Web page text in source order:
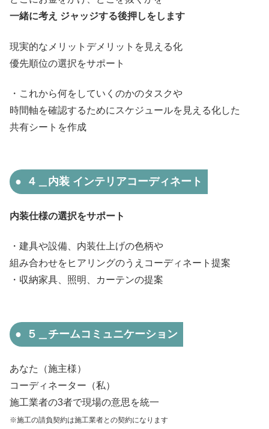
一緒に考え ジャッジする後押しをします
現実的なメリットデメリットを見える化
優先順位の選択をサポート
・これから何をしていくのかのタスクや
時間軸を確認するためにスケジュールを見える化した
共有シートを作成
４＿内装 インテリアコーディネート
内装仕様の選択をサポート
・建具や設備、内装仕上げの色柄や
組み合わせをヒアリングのうえコーディネート提案
・収納家具、照明、カーテンの提案
５＿チームコミュニケーション
あなた（施主様）
コーディネーター（私）
施工業者の3者で現場の意思を統一
※施工の請負契約は施工業者との契約になります